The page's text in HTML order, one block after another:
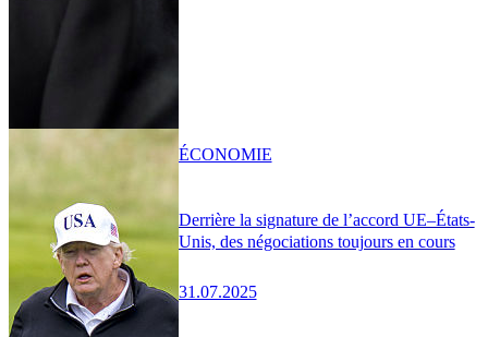
Derrière la signature de l’accord UE–États-
Unis, des négociations toujours en cours
31.07.2025
ÉCONOMIE